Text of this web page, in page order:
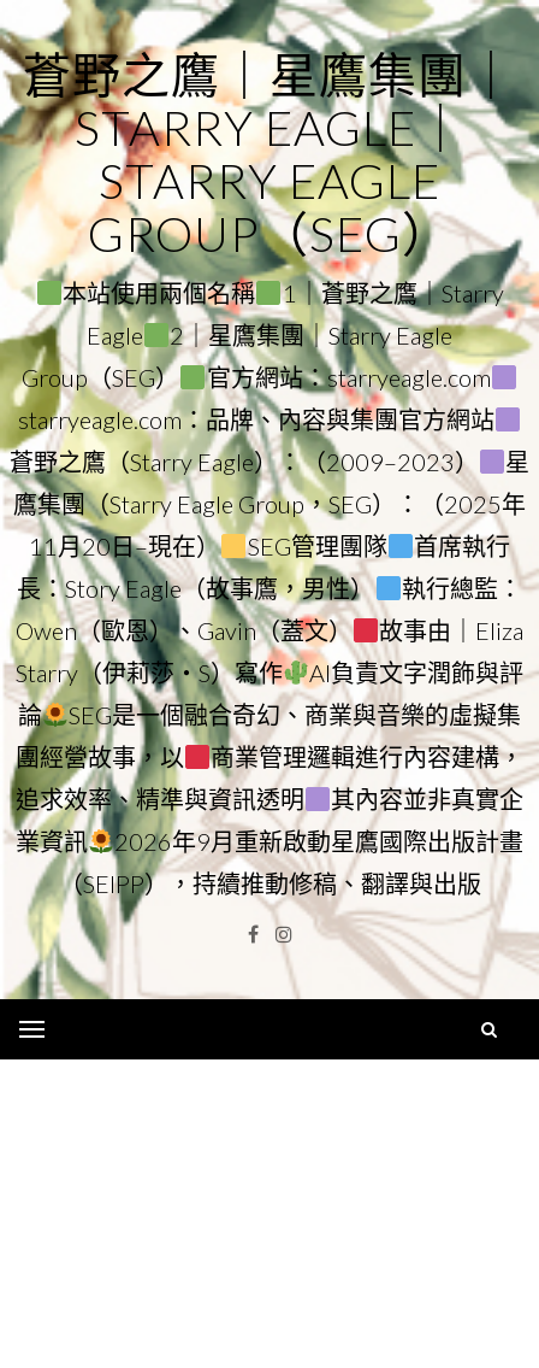
to
content
蒼野之鷹｜星鷹集團｜
STARRY EAGLE｜
STARRY EAGLE
GROUP（SEG）
本站使用兩個名稱
1｜蒼野之鷹｜Starry
Eagle
2｜星鷹集團｜Starry Eagle
Group（SEG）
官方網站：starryeagle.com
starryeagle.com：品牌、內容與集團官方網站
蒼野之鷹（Starry Eagle）：（2009–2023）
星
鷹集團（Starry Eagle Group，SEG）：（2025年
11月20日–現在）
SEG管理團隊
首席執行
長：Story Eagle（故事鷹，男性）
執行總監：
Owen（歐恩）、Gavin（蓋文）
故事由｜Eliza
Starry（伊莉莎・S）寫作
AI負責文字潤飾與評
論
SEG是一個融合奇幻、商業與音樂的虛擬集
團經營故事，以
商業管理邏輯進行內容建構，
追求效率、精準與資訊透明
其內容並非真實企
業資訊
2026年9月重新啟動星鷹國際出版計畫
（SEIPP），持續推動修稿、翻譯與出版
Facebook
Instagram